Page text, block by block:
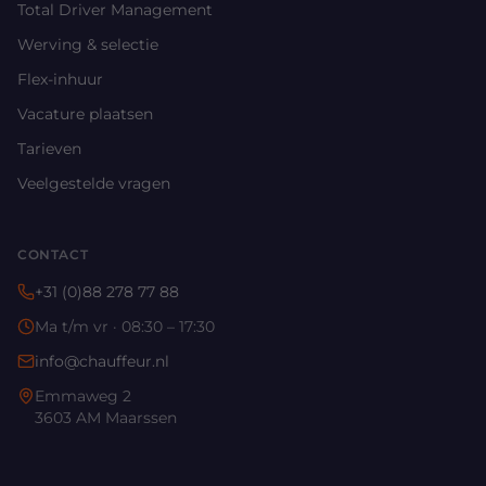
Total Driver Management
Werving & selectie
Flex-inhuur
Vacature plaatsen
Tarieven
Veelgestelde vragen
CONTACT
+31 (0)88 278 77 88
Ma t/m vr · 08:30 – 17:30
info@chauffeur.nl
Emmaweg 2
3603 AM Maarssen